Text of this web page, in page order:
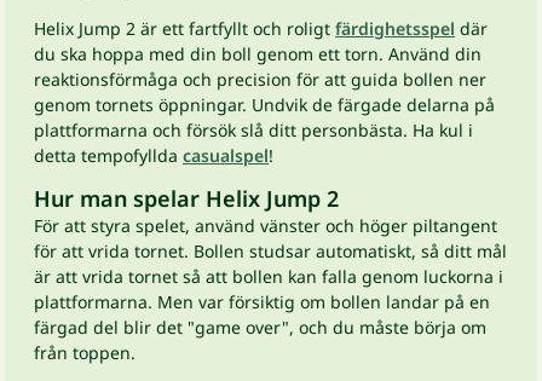
Helix Jump 2 är ett fartfyllt och roligt färdighetsspel där
du ska hoppa med din boll genom ett torn. Använd din
reaktionsförmåga och precision för att guida bollen ner
genom tornets öppningar. Undvik de färgade delarna på
plattformarna och försök slå ditt personbästa. Ha kul i
detta tempofyllda casualspel!
Hur man spelar Helix Jump 2
För att styra spelet, använd vänster och höger piltangent
för att vrida tornet. Bollen studsar automatiskt, så ditt mål
är att vrida tornet så att bollen kan falla genom luckorna i
plattformarna. Men var försiktig om bollen landar på en
färgad del blir det "game over", och du måste börja om
från toppen.